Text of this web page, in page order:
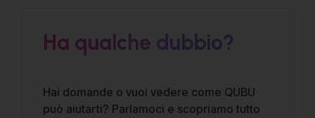
Ha qualche dubbio?
Hai domande o vuoi vedere come QUBU
può aiutarti? Parlamoci e scopriamo tutto